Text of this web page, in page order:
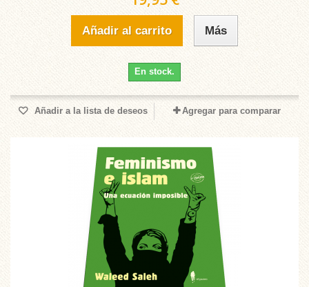
Añadir al carrito Más
En stock.
Añadir a la lista de deseos Agregar para comparar